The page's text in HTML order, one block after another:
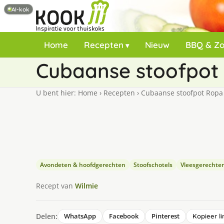
Home Recepten Nieuw BBQ &
Cubaanse
U bent hier: Home › Recepten › Cubaanse stoofpot
Avondeten & hoofdgerechten Stoofschotels
Recept van Wilmie
Delen: WhatsApp Facebook Pinterest Kopieer
AI-kok